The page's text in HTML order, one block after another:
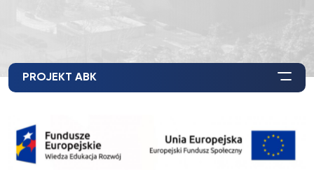
PROJEKT ABK